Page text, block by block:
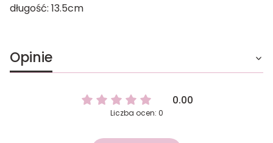
długość: 13.5cm
Opinie
0.00
Liczba ocen: 0